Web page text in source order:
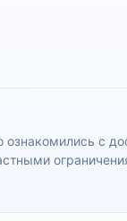
ознакомились с